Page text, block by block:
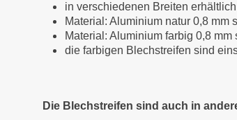
in verschiedenen Breiten erhältlich
Material: Aluminium natur 0,8 mm
Material: Aluminium farbig 0,8
die farbigen Blechstreifen sind
Die Blechstreifen sind auch in